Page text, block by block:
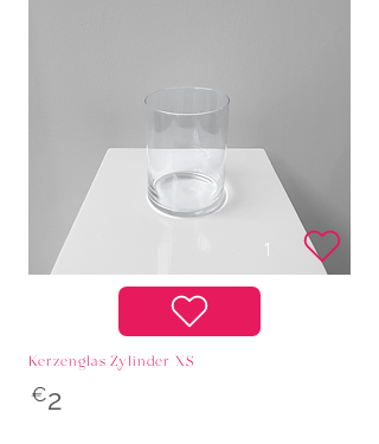
Kerzenglas Zylinder XS
2
€